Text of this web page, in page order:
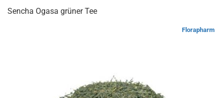
Sencha Ogasa grüner Tee
Florapharm